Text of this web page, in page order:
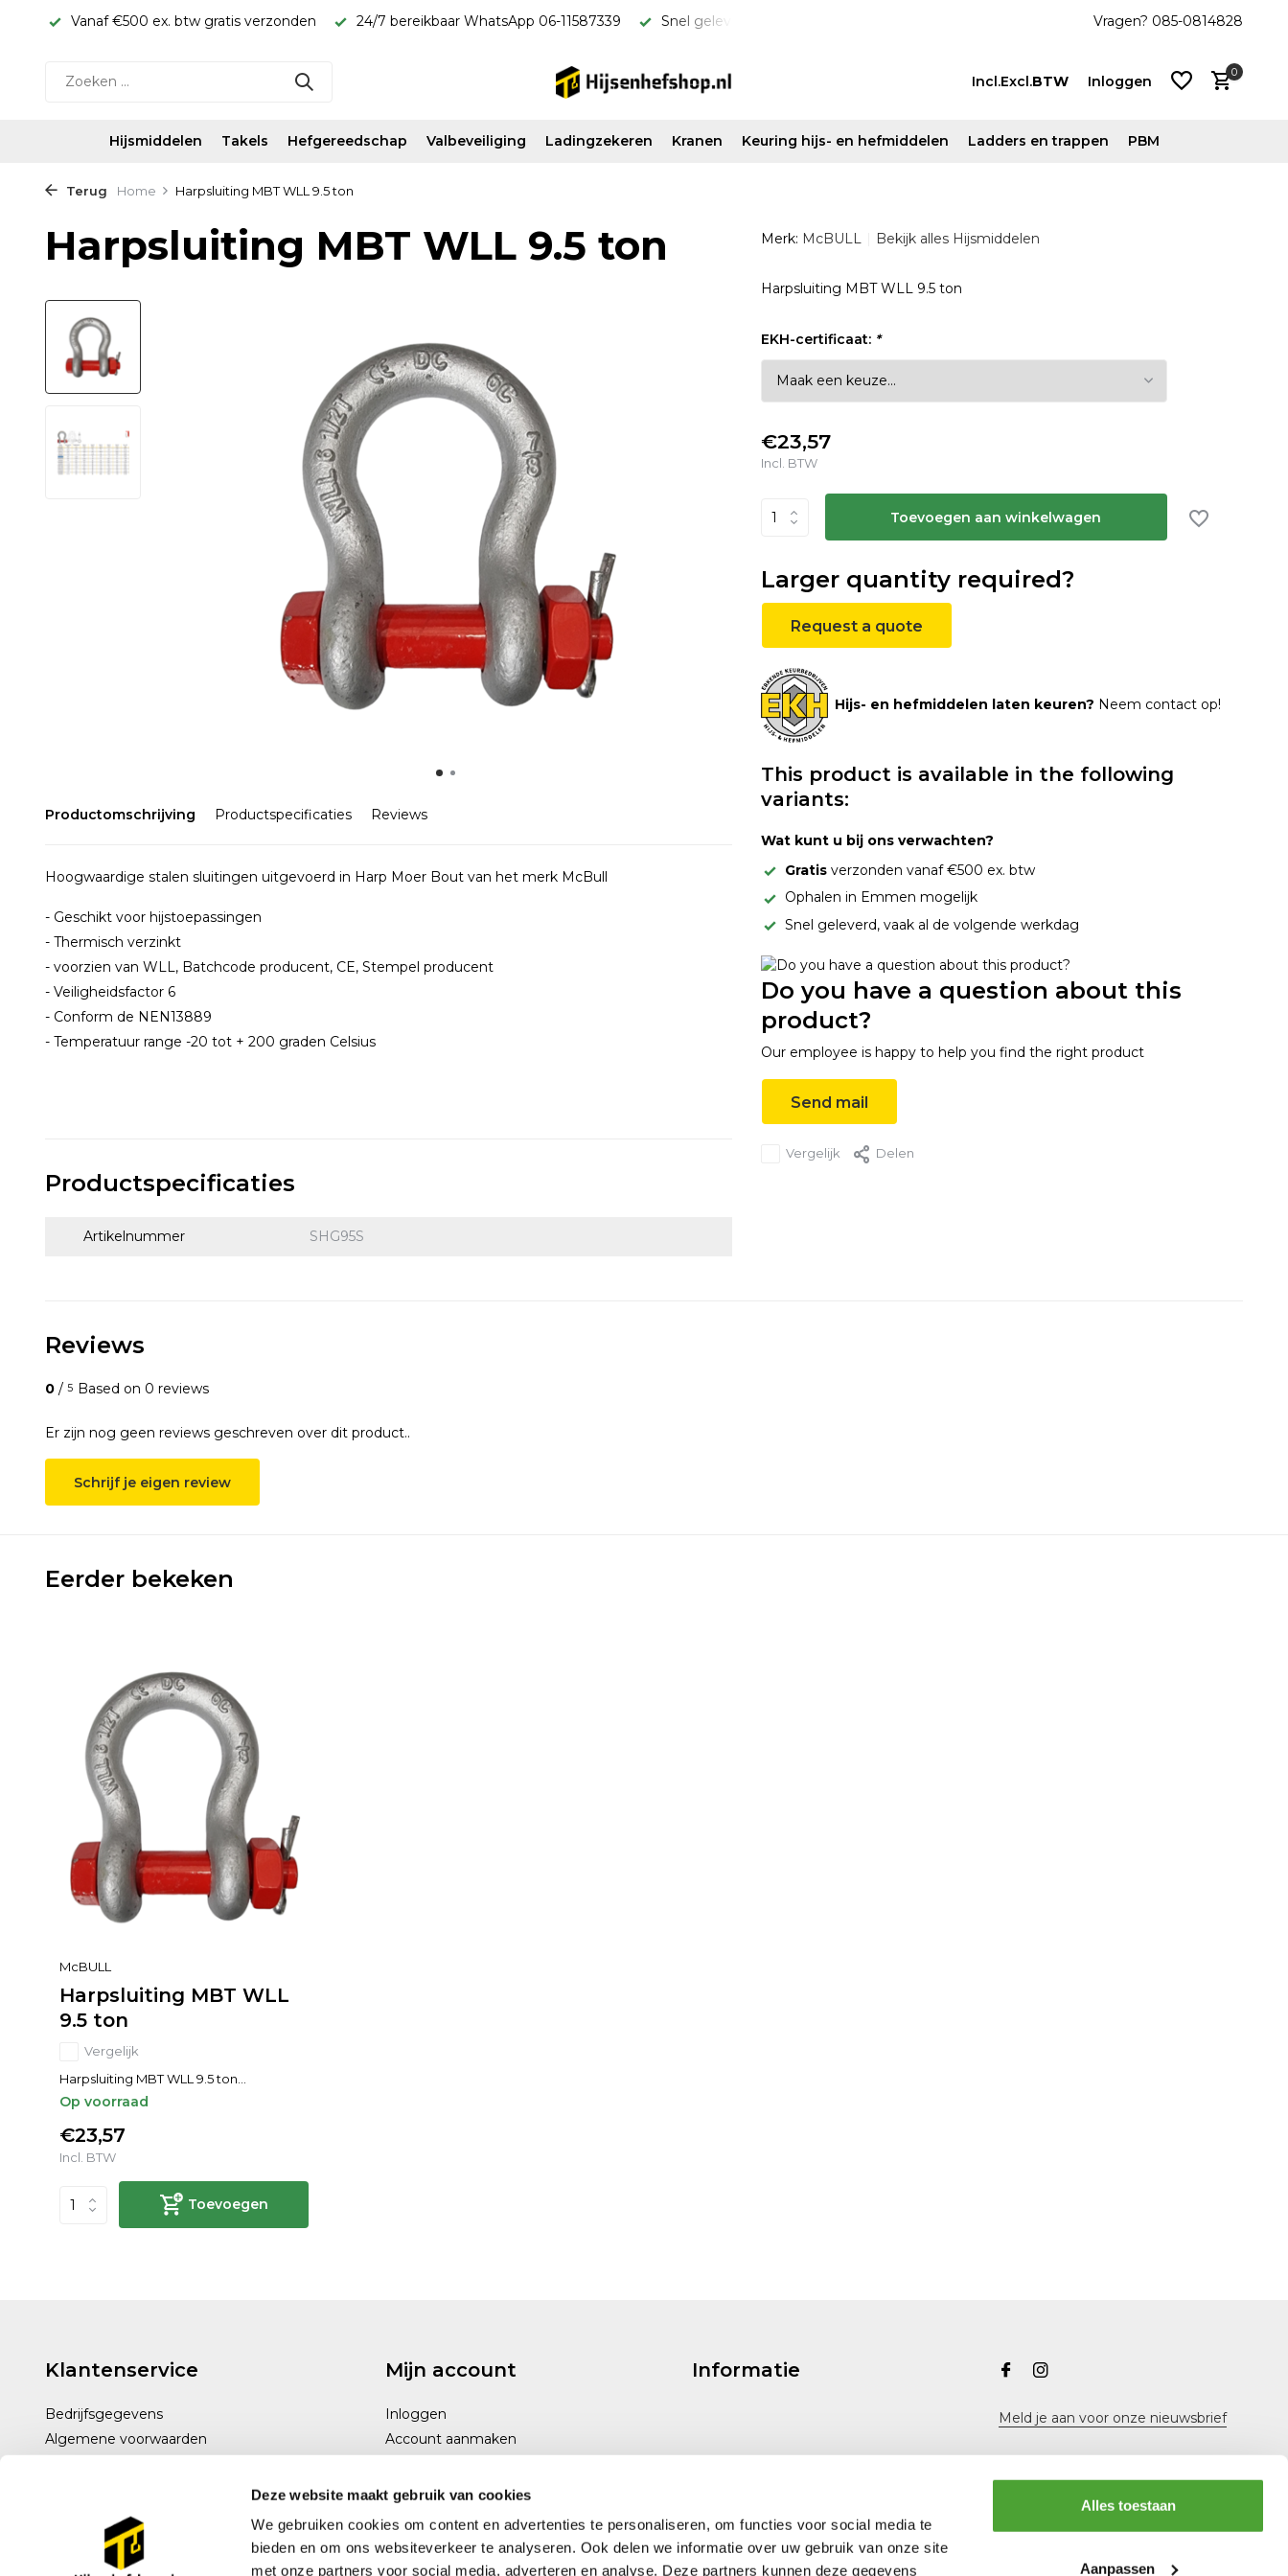
Deze website maakt gebruik van cookies
We gebruiken cookies om content en advertenties te personaliseren, om functies voor social media te
bieden en om ons websiteverkeer te analyseren. Ook delen we informatie over uw gebruik van onze site
met onze partners voor social media, adverteren en analyse. Deze partners kunnen deze gegevens
Alles toestaan
Aanpassen
Vanaf €500 ex. btw gratis verzonden 24/7 bereikbaar WhatsApp 06-11587339 Snel geleverd & scherp van prijs! Vanaf €500 ex. btw gratis verzondenVragen? 085-0814828
Incl.Excl.BTW Inloggen
aanmaken
0
Hijsmiddelen Takels Hefgereedschap Valbeveiliging Ladingzekeren Kranen Keuring hijs- en hefmiddelen Ladders en trappen PBM
Terug Home Harpsluiting MBT WLL 9.5 ton
Harpsluiting MBT WLL 9.5 ton
Productomschrijving Productspecificaties Reviews
Hoogwaardige stalen sluitingen uitgevoerd in Harp Moer Bout van het merk McBull
- Geschikt voor hijstoepassingen
- Thermisch verzinkt
- voorzien van WLL, Batchcode producent, CE, Stempel producent
- Veiligheidsfactor 6
- Conform de NEN13889
- Temperatuur range -20 tot + 200 graden Celsius
Productspecificaties
Artikelnummer SHG95S
Merk: McBULL Bekijk alles Hijsmiddelen
Harpsluiting MBT WLL 9.5 ton
EKH-certificaat: *
€23,57
Incl. BTW
Toevoegen aan winkelwagen
Larger quantity required?
Request a quote
Hijs- en hefmiddelen laten keuren? Neem contact op!
This product is available in the following
variants:
Wat kunt u bij ons verwachten?
Gratisverzonden vanaf €500 ex. btw
Ophalen in Emmen mogelijk
Snel geleverd, vaak al de volgende werkdag
Do you have a question about this
product?
Our employee is happy to help you find the right product
Send mail
Vergelijk Delen
Reviews
0 / 5 Based on 0 reviews
Er zijn nog geen reviews geschreven over dit product..
Schrijf je eigen review
Eerder bekeken
McBULL
Harpsluiting MBT WLL
9.5 ton
Vergelijk
Harpsluiting MBT WLL 9.5 ton...
Op voorraad
€23,57
Incl. BTW
Toevoegen
Klantenservice
Bedrijfsgegevens
Algemene voorwaarden
Betaalmethoden
Verzenden & retourneren
Klantenservice
Mijn account
Inloggen
Account aanmaken
Informatie
Meld je aan voor onze nieuwsbrief